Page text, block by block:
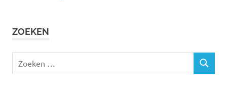
ZOEKEN
Z